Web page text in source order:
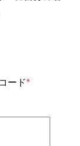
ード*